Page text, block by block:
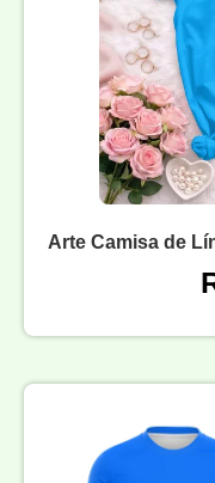
Arte Camisa de